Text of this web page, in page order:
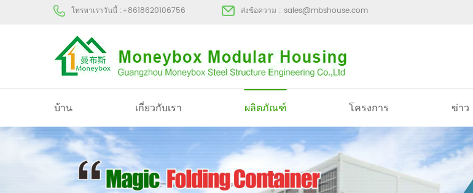
โทรหาเราวันนี้ :+8618620106756 ส่งข้อความ : sales@mbshouse.com
บ้าน เกี่ยวกับเรา ผลิตภัณฑ์ โครงการ ข่าว